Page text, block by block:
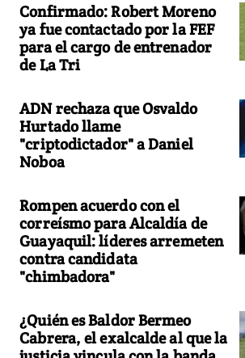
Confirmado: Robert Moreno
ya fue contactado por la FEF
para el cargo de entrenador
de La Tri
ADN rechaza que Osvaldo
Hurtado llame
"criptodictador" a Daniel
Noboa
Rompen acuerdo con el
correísmo para Alcaldía de
Guayaquil: líderes arremeten
contra candidata
"chimbadora"
¿Quién es Baldor Bermeo
Cabrera, el exalcalde al que la